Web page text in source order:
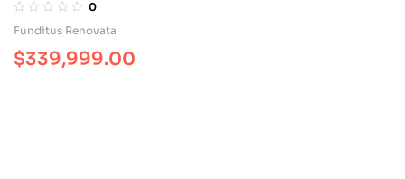
– Letra Grande
0
Funditus Renovata
$339,999.00